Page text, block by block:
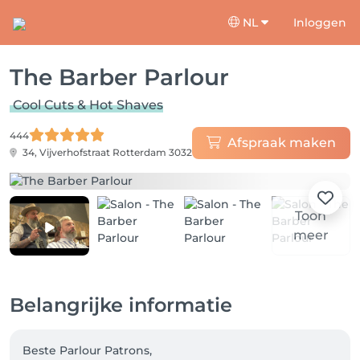
NL Inloggen
The Barber Parlour
Cool Cuts & Hot Shaves
444
34, Vijverhofstraat Rotterdam 3032
Afspraak maken
Toon
meer
Belangrijke informatie
Beste Parlour Patrons,